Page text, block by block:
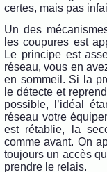
certes, mais pas
Un des
les coupures est
Le principe est
réseau, vous en
en sommeil. Si la
le détecte et
possible, l’idéal
réseau votre
est rétablie, la
comme avant. On
toujours un accès
prendre le relais.